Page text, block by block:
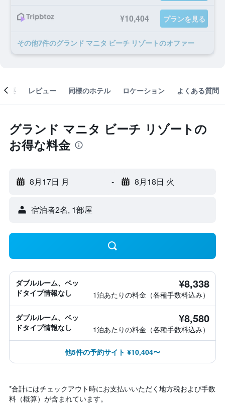
¥10,404 プランを見る
​その他7​件のグランド マニタ ビーチ リゾートのオファー
概要 レビュー 同様のホテル ロケーション よくある質問
グランド マニタ ビーチ リゾートの
お得な料金
8月17日 月 - 8月18日 火
宿泊者2名, 1​部屋
ダブルルーム、ベッ
ドタイプ情報なし
¥8,338
1泊あたりの料金（各種手数料込み）
ダブルルーム、ベッ
ドタイプ情報なし
¥8,580
1泊あたりの料金（各種手数料込み）
他5件の予約サイト ¥10,404〜
*合計にはチェックアウト時にお支払いいただく地方税および手数
料（概算）が含まれています。